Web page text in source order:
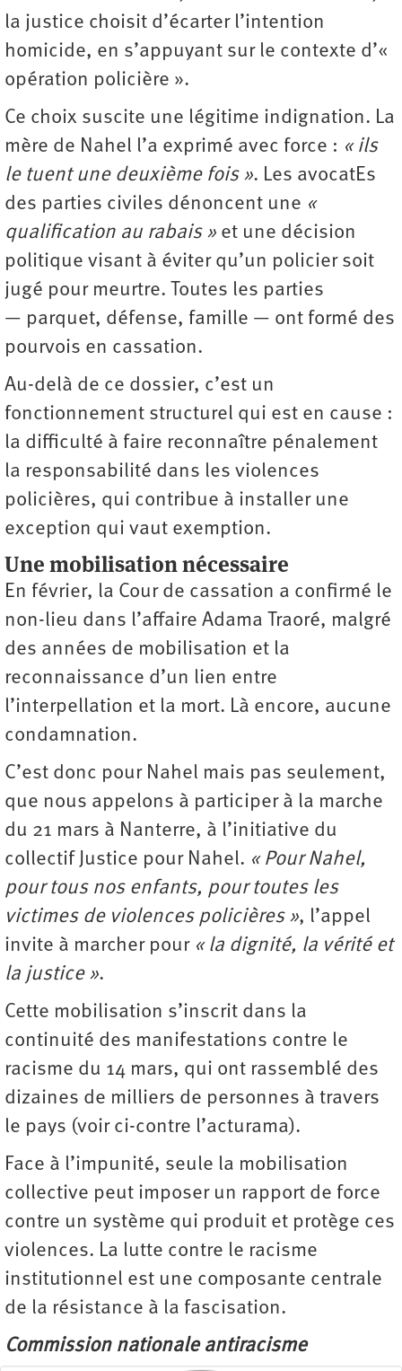
la justice choisit d’écarter l’intention
homicide, en s’appuyant sur le contexte d’«
opération policière ».
Ce choix suscite une légitime indignation. La
mère de Nahel l’a exprimé avec force : « ils
le tuent une deuxième fois ». Les avocatEs
des parties civiles dénoncent une «
qualification au rabais » et une décision
politique visant à éviter qu’un policier soit
jugé pour meurtre. Toutes les parties
— parquet, défense, famille — ont formé des
pourvois en cassation.
Au-delà de ce dossier, c’est un
fonctionnement structurel qui est en cause :
la difficulté à faire reconnaître pénalement
la responsabilité dans les violences
policières, qui contribue à installer une
exception qui vaut exemption.
Une mobilisation nécessaire
En février, la Cour de cassation a confirmé le
non-lieu dans l’affaire Adama Traoré, malgré
des années de mobilisation et la
reconnaissance d’un lien entre
l’interpellation et la mort. Là encore, aucune
condamnation.
C’est donc pour Nahel mais pas seulement,
que nous appelons à participer à la marche
du 21 mars à Nanterre, à l’initiative du
collectif Justice pour Nahel. « Pour Nahel,
pour tous nos enfants, pour toutes les
victimes de violences policières », l’appel
invite à marcher pour« la dignité, la vérité et
la justice ».
Cette mobilisation s’inscrit dans la
continuité des manifestations contre le
racisme du 14 mars, qui ont rassemblé des
dizaines de milliers de personnes à travers
le pays (voir ci-contre l’acturama).
Face à l’impunité, seule la mobilisation
collective peut imposer un rapport de force
contre un système qui produit et protège ces
violences. La lutte contre le racisme
institutionnel est une composante centrale
de la résistance à la fascisation.
Commission nationale antiracisme